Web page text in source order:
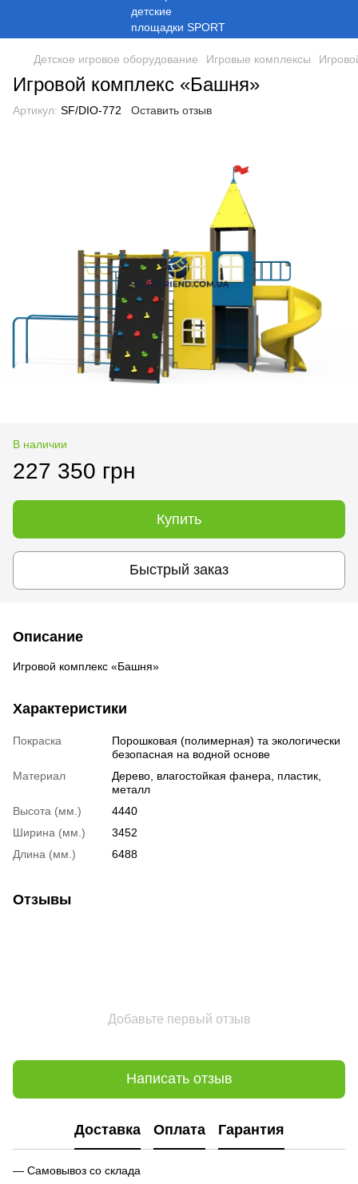
Детское игровое оборудование Игровые комплексы
Игровой комплекс «Башня»
Артикул: SF/DIO-772 Оставить отзыв
В наличии
227 350 грн
Купить
Быстрый заказ
Описание
Игровой комплекс «Башня»
Характеристики
Покраска
Порошковая (полимерная) та экологически
безопасная на водной основе
Материал
Дерево, влагостойкая фанера, пластик,
металл
Высота (мм.)
4440
Ширина (мм.)
3452
Длина (мм.)
6488
Отзывы
Добавьте первый отзыв
Написать отзыв
Доставка Оплата Гарантия
— Самовывоз со склада